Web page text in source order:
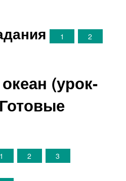
1
2
(урок-
1 2 3